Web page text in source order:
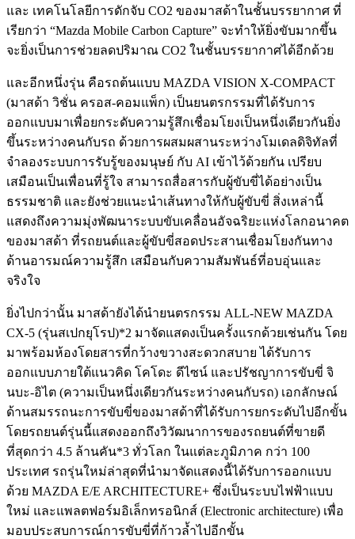
และ เทคโนโลยีการดักจับ CO2 ของมาสด้าในชั้นบรรยากาศ ที่
เรียกว่า “Mazda Mobile Carbon Capture” จะทำให้ยิ่งขับมากขึ้น
จะยิ่งเป็นการช่วยลดปริมาณ CO2 ในชั้นบรรยากาศได้อีกด้วย
และอีกหนึ่งรุ่น คือรถต้นแบบ MAZDA VISION X-COMPACT
(มาสด้า วิชั่น ครอส-คอมแพ็ก) เป็นยนตรกรรมที่ได้รับการ
ออกแบบมาเพื่อยกระดับความรู้สึกเชื่อมโยงเป็นหนึ่งเดียวกันยิ่ง
ขึ้นระหว่างคนกับรถ ด้วยการผสมผสานระหว่างโมเดลดิจิทัลที่
จำลองระบบการรับรู้ของมนุษย์ กับ AI เข้าไว้ด้วยกัน เปรียบ
เสมือนเป็นเพื่อนที่รู้ใจ สามารถสื่อสารกับผู้ขับขี่ได้อย่างเป็น
ธรรมชาติ และยังช่วยแนะนำเส้นทางให้กับผู้ขับขี่ สิ่งเหล่านี้
แสดงถึงความมุ่งพัฒนาระบบขับเคลื่อนอัจฉริยะแห่งโลกอนาคต
ของมาสด้า ที่รถยนต์และผู้ขับขี่สอดประสานเชื่อมโยงกันทาง
ด้านอารมณ์ความรู้สึก เสมือนกับความสัมพันธ์ที่อบอุ่นและ
จริงใจ
ยิ่งไปกว่านั้น มาสด้ายังได้นำยนตรกรรม ALL-NEW MAZDA
CX-5 (รุ่นสเปกยุโรป)*2 มาจัดแสดงเป็นครั้งแรกด้วยเช่นกัน โดย
มาพร้อมห้องโดยสารที่กว้างขวางสะดวกสบาย ได้รับการ
ออกแบบภายใต้แนวคิด โคโดะ ดีไซน์ และปรัชญาการขับขี่ จิ
นบะ-อิไต (ความเป็นหนึ่งเดียวกันระหว่างคนกับรถ) เอกลักษณ์
ด้านสมรรถนะการขับขี่ของมาสด้าที่ได้รับการยกระดับไปอีกขั้น
โดยรถยนต์รุ่นนี้แสดงออกถึงวิวัฒนาการของรถยนต์ที่ขายดี
ที่สุดกว่า 4.5 ล้านคัน*3 ทั่วโลก ในแต่ละภูมิภาค กว่า 100
ประเทศ รถรุ่นใหม่ล่าสุดที่นำมาจัดแสดงนี้ได้รับการออกแบบ
ด้วย MAZDA E/E ARCHITECTURE+ ซึ่งเป็นระบบไฟฟ้าแบบ
ใหม่ และแพลตฟอร์มอิเล็กทรอนิกส์ (Electronic architecture) เพื่อ
มอบประสบการณ์การขับขี่ที่ก้าวล้ำไปอีกขั้น